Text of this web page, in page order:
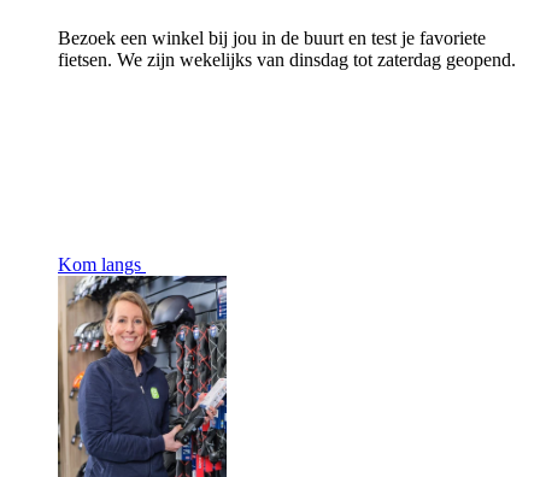
Bezoek een winkel bij jou in de buurt en test je favoriete
fietsen. We zijn wekelijks van dinsdag tot zaterdag geopend.
Kom langs